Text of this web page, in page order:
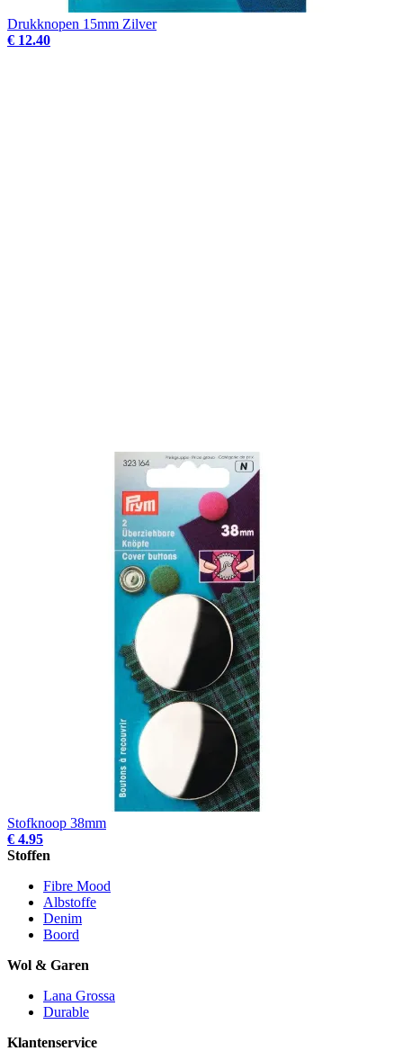
Drukknopen 15mm Zilver
€ 12.40
Stofknoop 38mm
€ 4.95
Stoffen
Fibre Mood
Albstoffe
Denim
Boord
Wol & Garen
Lana Grossa
Durable
Klantenservice